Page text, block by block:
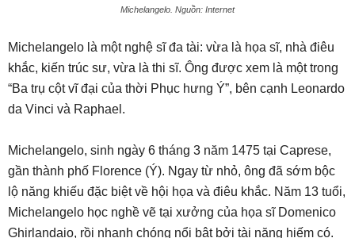
Michelangelo. Nguồn: Internet
Michelangelo là một nghệ sĩ đa tài: vừa là họa sĩ, nhà điêu
khắc, kiến trúc sư, vừa là thi sĩ. Ông được xem là một trong
“Ba trụ cột vĩ đại của thời Phục hưng Ý”, bên cạnh Leonardo
da Vinci và Raphael.
Michelangelo, sinh ngày 6 tháng 3 năm 1475 tại Caprese,
gần thành phố Florence (Ý). Ngay từ nhỏ, ông đã sớm bộc
lộ năng khiếu đặc biệt về hội họa và điêu khắc. Năm 13 tuổi,
Michelangelo học nghề vẽ tại xưởng của họa sĩ Domenico
Ghirlandaio, rồi nhanh chóng nổi bật bởi tài năng hiếm có.